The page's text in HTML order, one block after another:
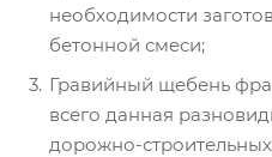
необходимости
бетонной смеси;
Гравийный щебень
всего данная
дорожно-